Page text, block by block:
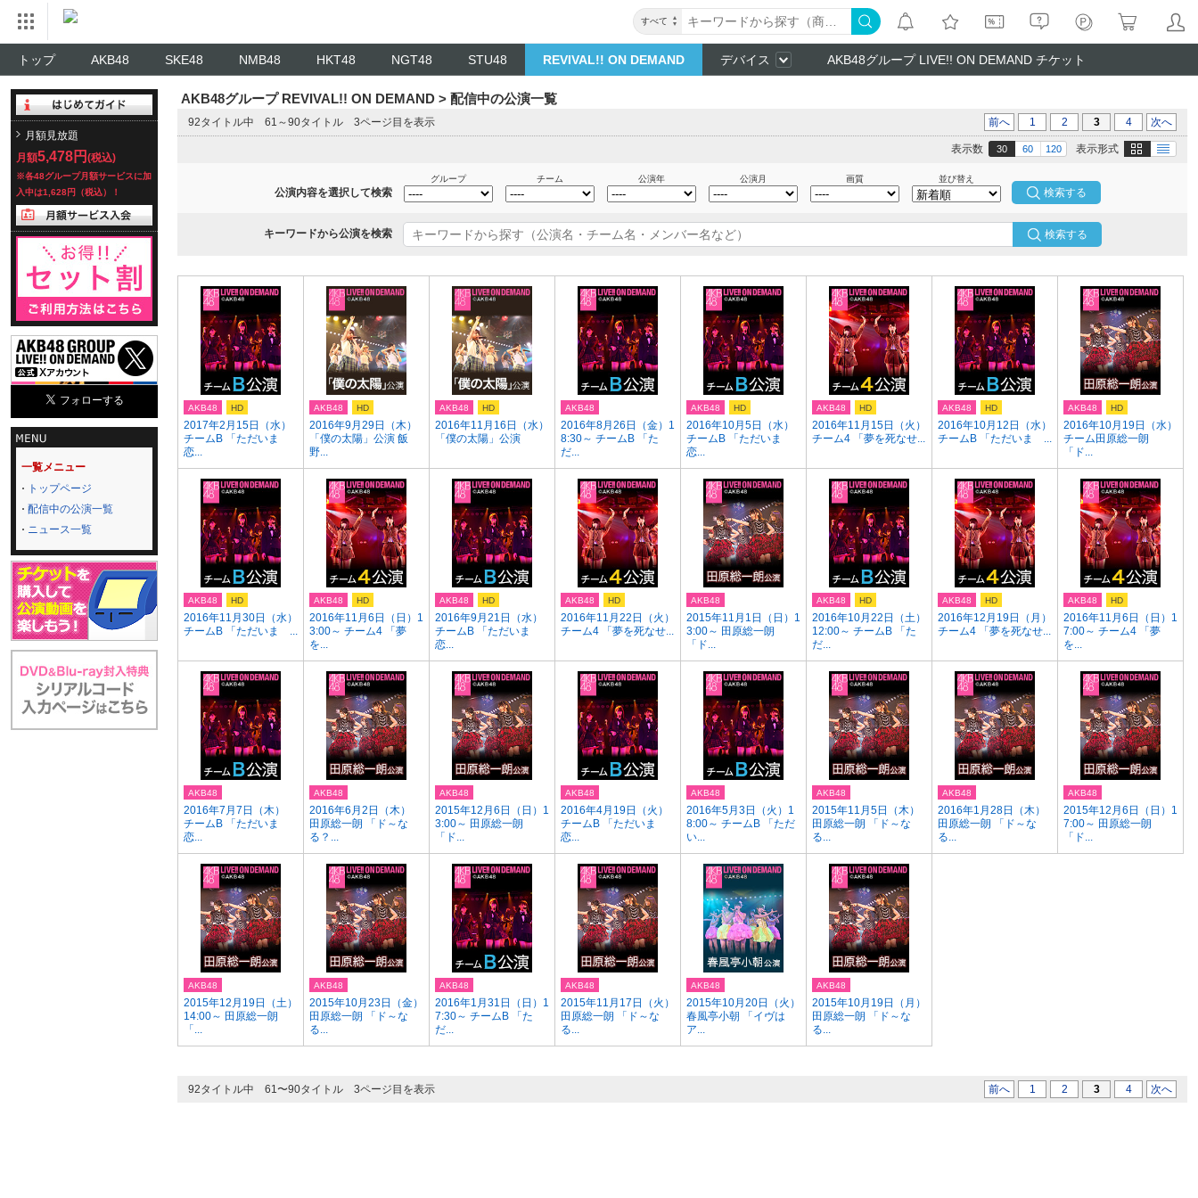
すべて
トップ AKB48 SKE48 NMB48 HKT48 NGT48 STU48 REVIVAL!! ON DEMAND デバイス AKB48グループ LIVE!! ON DEMAND チケット
月額見放題
月額5,478円 (税込)
※各48グループ月額サービスに加
入中は1,628円（税込）！
一覧メニュー
トップページ
配信中の公演一覧
ニュース一覧
AKB48グループ REVIVAL!! ON DEMAND > 配信中の公演一覧
92タイトル中 61～90タイトル 3ページ目を表示 前へ 1 2 3 4 次へ
表示形式 画像 テキスト
表示数 30 60 120
公演内容を選択して検索
グループ チーム 公演年 公演月 画質 並び替え
キーワードから公演を検索 検索する
2017年2月15日（水）
チームB 「ただいま
恋...
AKB48 HD
2016年9月29日（木）
「僕の太陽」公演 飯
野...
AKB48 HD
2016年11月16日（水）
「僕の太陽」公演
AKB48 HD
2016年8月26日（金）1
8:30～ チームB 「た
だ...
AKB48
2016年10月5日（水）
チームB 「ただいま
恋...
AKB48 HD
2016年11月15日（火）
チーム4 「夢を死なせ...
AKB48 HD
2016年10月12日（水）
チームB 「ただいま ...
AKB48 HD
2016年10月19日（水）
チーム田原総一朗
「ド...
AKB48 HD
2016年11月30日（水）
チームB 「ただいま ...
AKB48 HD
2016年11月6日（日）1
3:00～ チーム4 「夢
を...
AKB48 HD
2016年9月21日（水）
チームB 「ただいま
恋...
AKB48 HD
2016年11月22日（火）
チーム4 「夢を死なせ...
AKB48 HD
2015年11月1日（日）1
3:00～ 田原総一朗
「ド...
AKB48
2016年10月22日（土）
12:00～ チームB 「た
だ...
AKB48 HD
2016年12月19日（月）
チーム4 「夢を死なせ...
AKB48 HD
2016年11月6日（日）1
7:00～ チーム4 「夢
を...
AKB48 HD
2016年7月7日（木）
チームB 「ただいま
恋...
AKB48
2016年6月2日（木）
田原総一朗 「ド～な
る？...
AKB48
2015年12月6日（日）1
3:00～ 田原総一朗
「ド...
AKB48
2016年4月19日（火）
チームB 「ただいま
恋...
AKB48
2016年5月3日（火）1
8:00～ チームB 「ただ
い...
AKB48
2015年11月5日（木）
田原総一朗 「ド～な
る...
AKB48
2016年1月28日（木）
田原総一朗 「ド～な
る...
AKB48
2015年12月6日（日）1
7:00～ 田原総一朗
「ド...
AKB48
2015年12月19日（土）
14:00～ 田原総一朗
「...
AKB48
2015年10月23日（金）
田原総一朗 「ド～な
る...
AKB48
2016年1月31日（日）1
7:30～ チームB 「た
だ...
AKB48
2015年11月17日（火）
田原総一朗 「ド～な
る...
AKB48
2015年10月20日（火）
春風亭小朝 「イヴは
ア...
AKB48
2015年10月19日（月）
田原総一朗 「ド～な
る...
AKB48
92タイトル中 61〜90タイトル 3ページ目を表示 前へ 1 2 3 4 次へ